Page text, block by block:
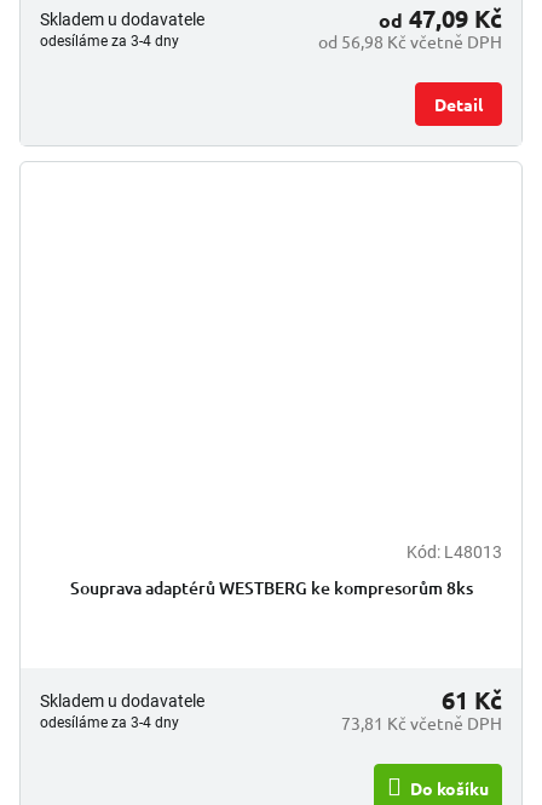
Skladem u dodavatele
odesíláme za 3-4 dny od 56,98 Kč včetně DPH
od 47,09 Kč
Detail
Kód: L48013
Souprava adaptérů WESTBERG ke kompresorům 8ks
Skladem u dodavatele
odesíláme za 3-4 dny 73,81 Kč včetně DPH
61 Kč
Do košíku